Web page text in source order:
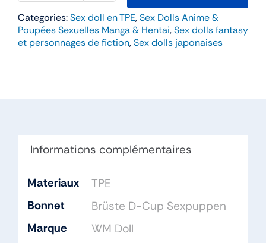
Buddy
–
Categories:Sex doll en TPE,Sex Dolls Anime &
Poupées Sexuelles Manga & Hentai,Sex dolls fantasy
et personnages de fiction,Sex dolls japonaises
Informations complémentaires
Materiaux
TPE
Bonnet
Brüste D-Cup Sexpuppen
Marque
WM Doll